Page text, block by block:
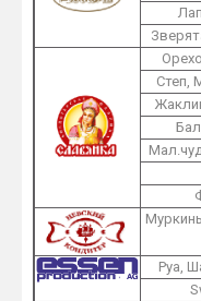
Степ,
Руа,